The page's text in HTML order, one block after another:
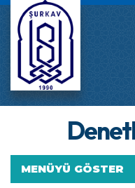
MENÜYÜ GÖSTER